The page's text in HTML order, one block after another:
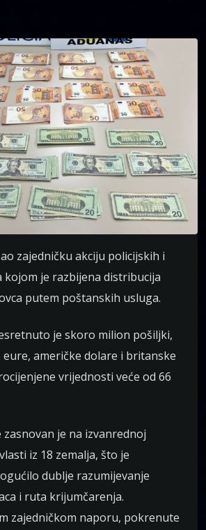
zajedničku akciju policijskih i
je razbijena distribucija
putem poštanskih usluga.
je skoro milion pošiljki,
američke dolare i britanske
vrijednosti veće od 66
je na izvanrednoj
iz 18 zemalja, što je
dublje razumijevanje
i ruta krijumčarenja.
zajedničkom naporu, pokrenute